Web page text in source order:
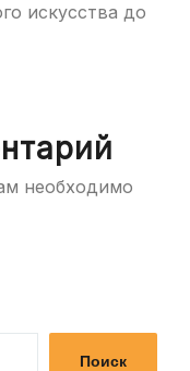
искусства до
необходимо
Поиск